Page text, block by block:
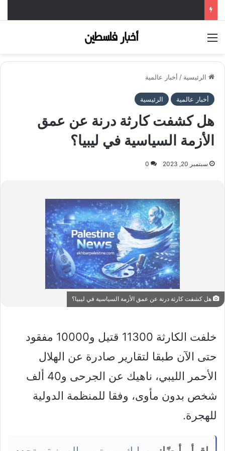
الرئيسية / أخبار عالمية
أخبار عالمية الرئيسية
هل كشفت كارثة درنة عن عمق
الأزمة السياسية في ليبيا؟
سبتمبر 20, 2023 0
هل كشفت كارثة درنة عن عمق الأزمة السياسية في ليبيا؟
خلفت الكارثة 11300 قتيل و10000 مفقود
حتى الآن طبقا لتقارير صادرة عن الهلال
الأحمر الليبي، ناهيك عن الجرحى و40 ألف
شخص بدون مأوى، وفقا للمنظمة الدولية
للهجرة.